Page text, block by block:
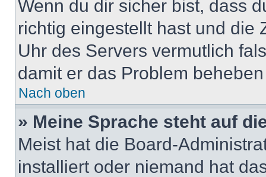
Wenn du dir sicher bist, dass
richtig eingestellt hast und die
Uhr des Servers vermutlich
damit er das Problem
Nach oben
» Meine Sprache steht auf
Meist hat die Board-
installiert oder niemand hat